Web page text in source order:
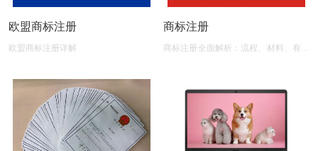
欧盟商标注册
欧盟商标注册详解
商标注册
商标注册全面解析：流程、材料、有效